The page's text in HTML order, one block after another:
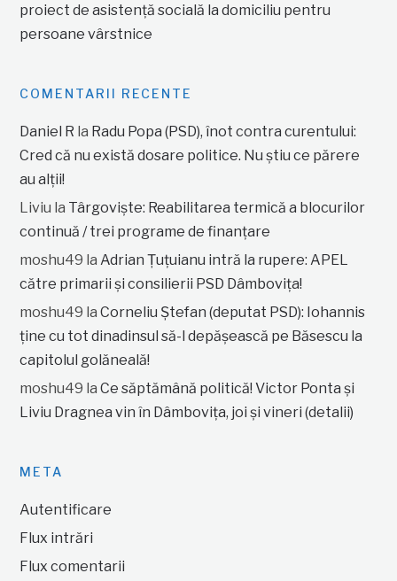
proiect de asistență socială la domiciliu pentru
persoane vârstnice
COMENTARII RECENTE
Daniel R la Radu Popa (PSD), înot contra curentului:
Cred că nu există dosare politice. Nu știu ce părere
au alții!
Liviu la Târgoviște: Reabilitarea termică a blocurilor
continuă / trei programe de finanțare
moshu49 la Adrian Țuțuianu intră la rupere: APEL
către primarii și consilierii PSD Dâmbovița!
moshu49 laCorneliu Ștefan (deputat PSD): Iohannis
ține cu tot dinadinsul să-l depășească pe Băsescu la
capitolul golăneală!
moshu49 laCe săptămână politică! Victor Ponta și
Liviu Dragnea vin în Dâmbovița, joi și vineri (detalii)
META
Autentificare
Flux intrări
Flux comentarii